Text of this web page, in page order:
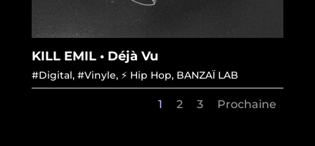
KILL EMIL • Déjà Vu
#Digital, #Vinyle, ⚡ Hip Hop, BANZAÏ LAB
1 2 3 Prochaine